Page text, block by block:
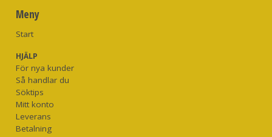
Meny
Start
HJÄLP
För nya kunder
Så handlar du
Söktips
Mitt konto
Leverans
Betalning